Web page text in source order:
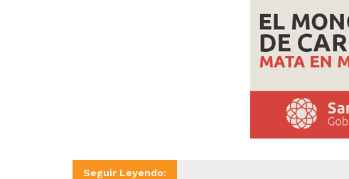
Seguir Leyendo: